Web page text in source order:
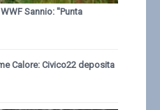
Sannio: ''Punta
Calore: Civico22 deposita